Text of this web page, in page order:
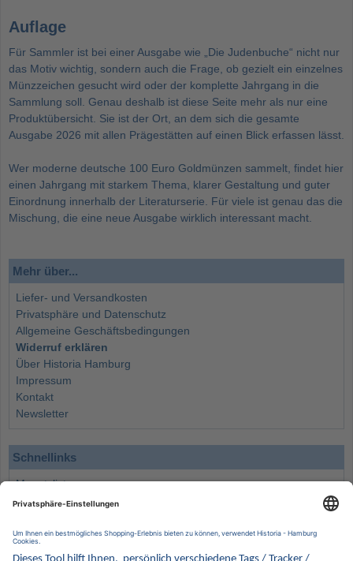
Auflage
Für Sammler ist bei einer Ausgabe wie „Die Judenbuche“ nicht nur
das Motiv wichtig, sondern auch die Frage, ob gezielt ein einzelnes
Münzzeichen gesucht wird oder der komplette Jahrgang in die
Sammlung soll. Genau deshalb ist diese Seite mehr als nur eine
Produktübersicht. Sie ist der Ort, an dem sich die gesamte
Ausgabe 2026 mit allen Prägestätten auf einen Blick erfassen lässt.
Wer moderne deutsche 100 Euro Goldmünzen sammelt, findet hier
einen Jahrgang mit starkem Thema, klarer Gestaltung und guter
Einordnung innerhalb der Literaturserie. Für viele ist genau das die
Mischung, die eine neue Ausgabe wirklich interessant macht.
Mehr über...
Liefer- und Versandkosten
Privatsphäre und Datenschutz
Allgemeine Geschäftsbedingungen
Widerruf erklären
Über Historia Hamburg
Impressum
Kontakt
Newsletter
Schnellinks
Monatsliste
Angebote
Wissenswertes